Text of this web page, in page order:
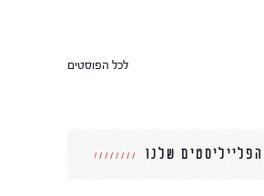
לכל הפוסטים
הפלייליסטים שלנו